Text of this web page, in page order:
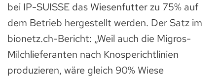
bei IP-SUISSE das Wiesenfutter zu 75% auf
dem Betrieb hergestellt werden. Der Satz im
bionetz.ch-Bericht: „Weil auch die Migros-
Milchlieferanten nach Knosperichtlinien
produzieren, wäre gleich 90% Wiese